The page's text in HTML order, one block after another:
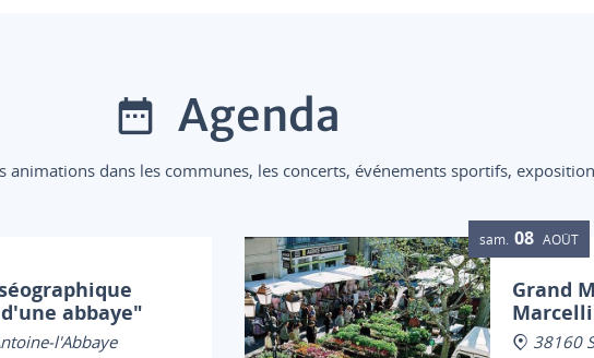
Agenda
animations dans les communes, les concerts, événements sportifs,
abbaye"
l'Abbaye
sam. 08 AOÛT
Grand
38160